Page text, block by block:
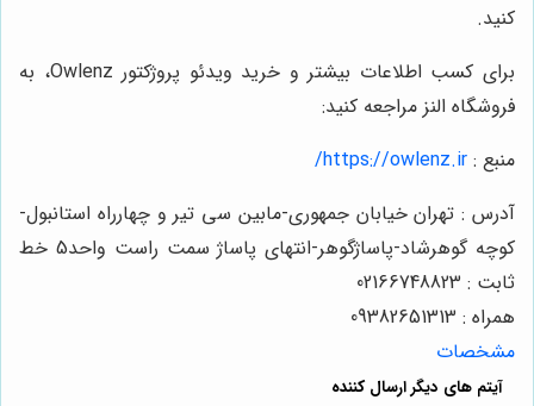
کنید.
برای کسب اطلاعات بیشتر و خرید ویدئو پروژکتور Owlenz، به
فروشگاه النز مراجعه کنید:
منبع : https://owlenz.ir/
آدرس : تهران خیابان جمهوری-مابین سی تیر و چهارراه استانبول-
کوچه گوهرشاد-پاساژگوهر-انتهای پاساژ سمت راست واحد5 خط
ثابت : 02166748823
همراه : 09382651313
مشخصات